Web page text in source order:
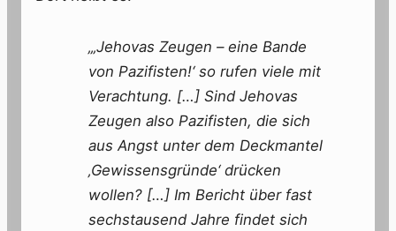
„‚Jehovas Zeugen – eine Bande
von Pazifisten!‘ so rufen viele mit
Verachtung. […] Sind Jehovas
Zeugen also Pazifisten, die sich
aus Angst unter dem Deckmantel
‚Gewissensgründe‘ drücken
wollen? […] Im Bericht über fast
sechstausend Jahre findet sich